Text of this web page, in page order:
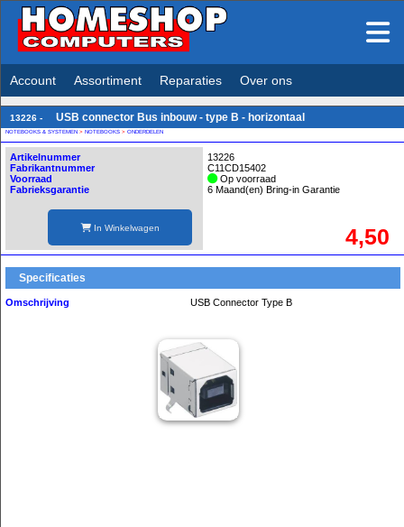
Account Assortiment Reparaties Over ons
13226 - USB connector Bus inbouw - type B - horizontaal
NOTEBOOKS & SYSTEMEN > NOTEBOOKS > ONDERDELEN
Artikelnummer
Fabrikantnummer
Voorraad
Fabrieksgarantie
In Winkelwagen
13226
C11CD15402
Op voorraad
6 Maand(en) Bring-in Garantie
4,50
Specificaties
Omschrijving USB Connector Type B